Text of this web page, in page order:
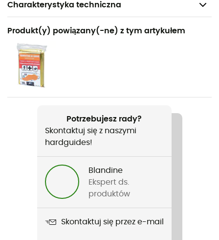
Charakterystyka techniczna
Polecane dla
Nordic walking
Nazwa produktu
Embouts Kit Tactil Pad
Etykieta
Produkt(y) powiązany(-ne) z tym artykułem
Potrzebujesz rady?
Skontaktuj się z naszymi
hardguides!
Blandine
Ekspert ds.
produktów
Skontaktuj się przez e-mail